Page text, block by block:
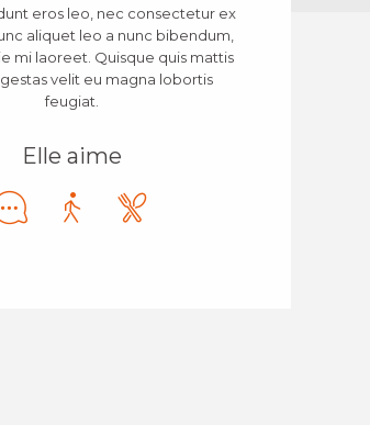
eros leo, nec consectetur ex
aliquet leo a nunc bibendum,
mi laoreet. Quisque quis mattis
velit eu magna lobortis
feugiat.
Elle aime